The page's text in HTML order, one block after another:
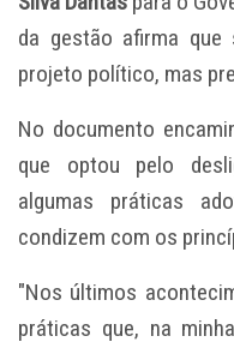
da gestão afirma
projeto político, mas
No documento
que optou pelo
algumas práticas
condizem com os
"Nos últimos
práticas que, na